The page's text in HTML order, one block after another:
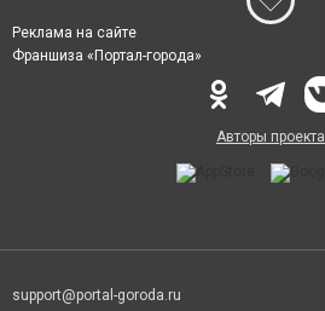
Реклама на сайте
Франшиза «Портал-города»
Авторы проекта
support@portal-goroda.ru